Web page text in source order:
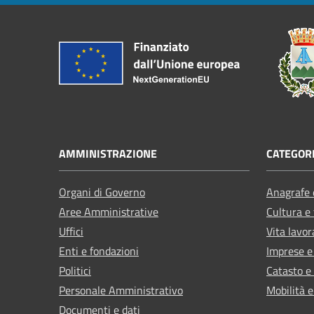
AMMINISTRAZIONE
Organi di Governo
Aree Amministrative
Uffici
Enti e fondazioni
Politici
Personale Amministrativo
Documenti e dati
Cultura
Vita
Imprese
Catasto
Mobilità